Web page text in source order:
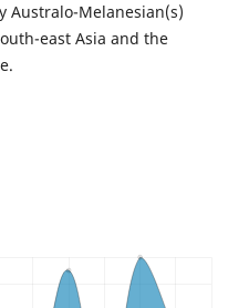
Australo-Melanesian(s)
east Asia and the